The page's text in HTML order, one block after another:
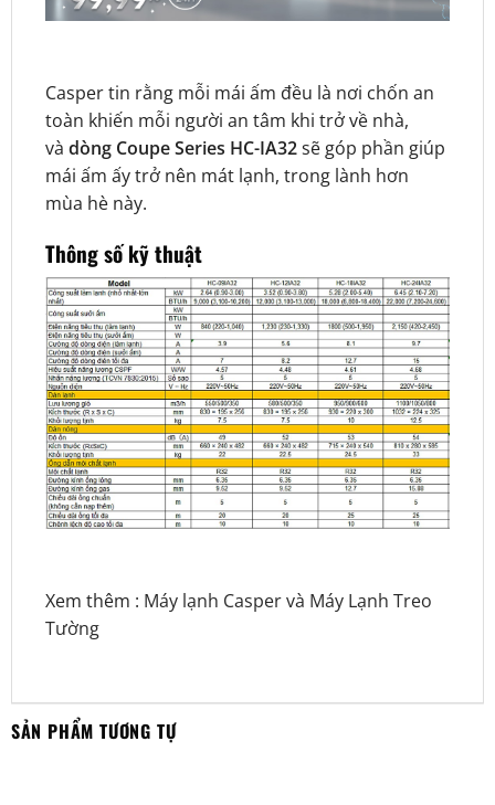
Casper tin rằng mỗi mái ấm đều là nơi chốn an
toàn khiến mỗi người an tâm khi trở về nhà,
và dòng Coupe Series HC-IA32sẽ góp phần giúp
mái ấm ấy trở nên mát lạnh, trong lành hơn
mùa hè này.
Thông số kỹ thuật
Xem thêm : Máy lạnh Caspervà Máy Lạnh Treo
Tường
SẢN PHẨM TƯƠNG TỰ